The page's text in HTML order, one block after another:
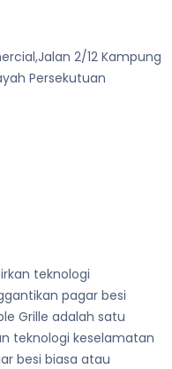
2/12 Kampung
Persekutuan
teknologi
pagar besi
Grille adalah satu
teknologi keselamatan
besi biasa atau